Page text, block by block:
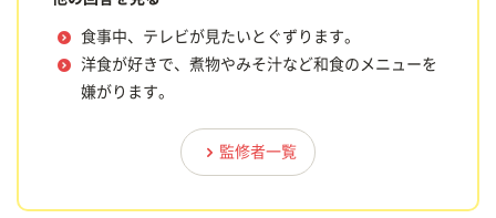
食事中、テレビが見たいとぐずります。
洋食が好きで、煮物やみそ汁など和食のメニューを
嫌がります。
監修者一覧